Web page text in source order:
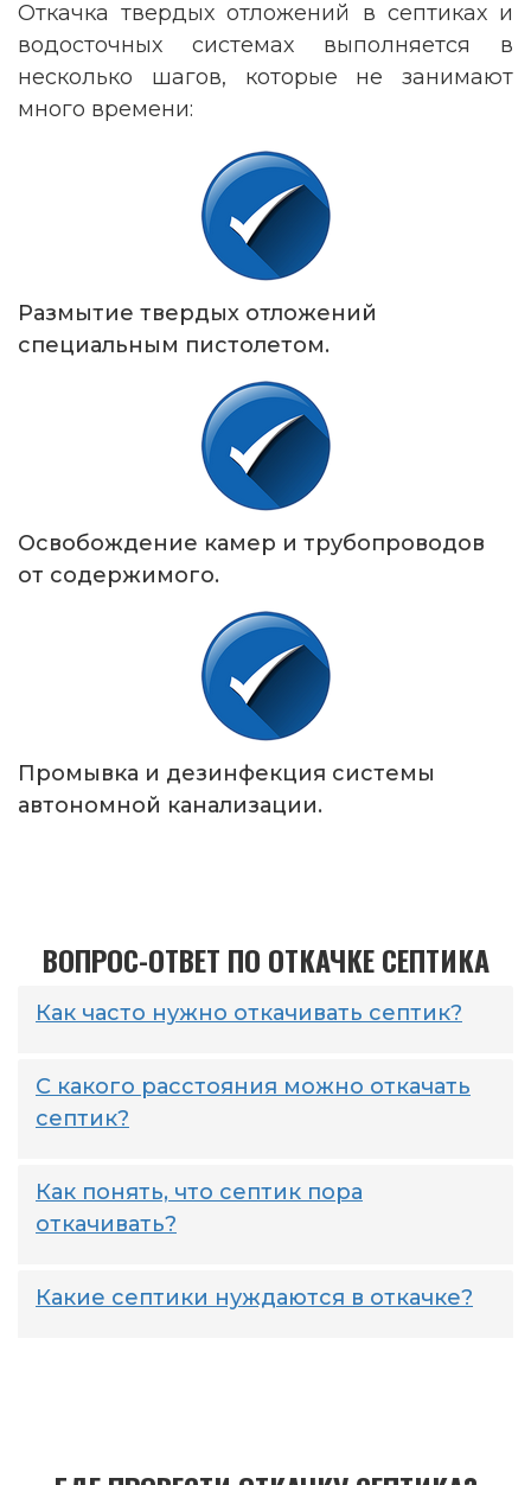
Откачка твердых отложений в септиках и
водосточных системах выполняется в
несколько шагов, которые не занимают
много времени:
Размытие твердых отложений
специальным пистолетом.
Освобождение камер и трубопроводов
от содержимого.
Промывка и дезинфекция системы
автономной канализации.
ВОПРОС-ОТВЕТ ПО ОТКАЧКЕ СЕПТИКА
Как часто нужно откачивать септик?
С какого расстояния можно откачать
септик?
Как понять, что септик пора
откачивать?
Какие септики нуждаются в откачке?